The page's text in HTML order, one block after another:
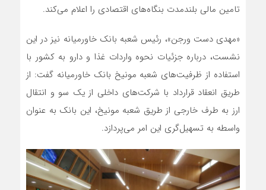
تامین مالی بلندمدت بنگاه‌های اقتصادی را اعلام می‌کند.
«مهدی دست ورجن»، رئیس شعبه بانک خاورمیانه نیز در این
نشست، درباره جزئیات نحوه واردات غذا و دارو به کشور با
استفاده از ظرفیت‌های شعبه مونیخ بانک خاورمیانه گفت: از
طریق انعقاد قرارداد با شرکت‌های داخلی از یک سو و انتقال
ارز به طرف خارجی از طریق شعبه مونیخ، این بانک به عنوان
واسطه به تسهیل‌گری این امر می‌پردازد.